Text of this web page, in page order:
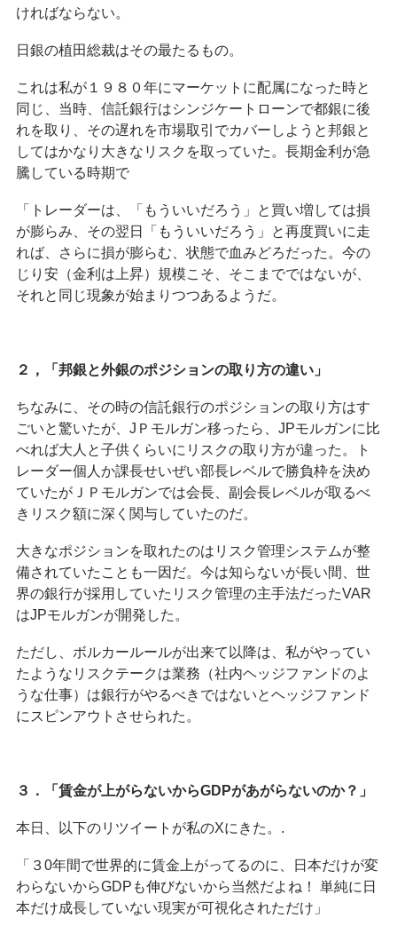
ければならない。
日銀の植田総裁はその最たるもの。
これは私が１９８０年にマーケットに配属になった時と
同じ、当時、信託銀行はシンジケートローンで都銀に後
れを取り、その遅れを市場取引でカバーしようと邦銀と
してはかなり大きなリスクを取っていた。長期金利が急
騰している時期で
「トレーダーは、「もういいだろう」と買い増しては損
が膨らみ、その翌日「もういいだろう」と再度買いに走
れば、さらに損が膨らむ、状態で血みどろだった。今の
じり安（金利は上昇）規模こそ、そこまでではないが、
それと同じ現象が始まりつつあるようだ。
２，「邦銀と外銀のポジションの取り方の違い」
ちなみに、その時の信託銀行のポジションの取り方はす
ごいと驚いたが、JＰモルガン移ったら、JPモルガンに比
べれば大人と子供くらいにリスクの取り方が違った。ト
レーダー個人か課長せいぜい部長レベルで勝負枠を決め
ていたがＪＰモルガンでは会長、副会長レベルが取るべ
きリスク額に深く関与していたのだ。
大きなポジションを取れたのはリスク管理システムが整
備されていたことも一因だ。今は知らないが長い間、世
界の銀行が採用していたリスク管理の主手法だったVAR
はJPモルガンが開発した。
ただし、ボルカールールが出来て以降は、私がやってい
たようなリスクテークは業務（社内ヘッジファンドのよ
うな仕事）は銀行がやるべきではないとヘッジファンド
にスピンアウトさせられた。
３．「賃金が上がらないからGDPがあがらないのか？」
本日、以下のリツイートが私のXにきた。.
「３0年間で世界的に賃金上がってるのに、日本だけが変
わらないからGDPも伸びないから当然だよね！ 単純に日
本だけ成長していない現実が可視化されただけ」